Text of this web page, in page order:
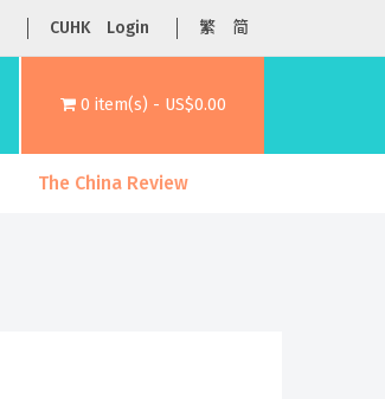
CUHK Login 繁 简
0 item(s) - US$0.00
The China Review